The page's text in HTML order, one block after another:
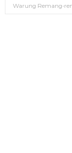
Warung Remang-